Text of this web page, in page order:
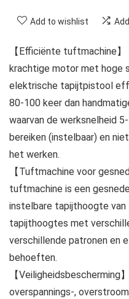
Add to wishlist
【Efficiënte tuftmachine
krachtige motor met hoge
elektrische tapijtpistool
80-100 keer dan
waarvan de werksnelheid
bereiken (instelbaar) en
het werken.
【Tuftmachine voor
tuftmachine is een
instelbare tapijthoogte van
tapijthoogtes met
verschillende patronen en
behoeften.
【
overspannings-,